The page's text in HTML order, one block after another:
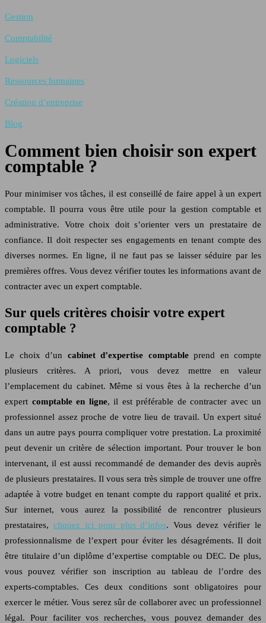
Gestion
Comptabilité
Logiciels
Ressources humaines
Création d’entreprise
Blog
Comment bien choisir son expert
comptable ?
Pour minimiser vos tâches, il est conseillé de faire appel à un expert
comptable. Il pourra vous être utile pour la gestion comptable et
administrative. Votre choix doit s’orienter vers un prestataire de
confiance. Il doit respecter ses engagements en tenant compte des
diverses normes. En ligne, il ne faut pas se laisser séduire par les
premières offres. Vous devez vérifier toutes les informations avant de
contracter avec un expert comptable.
Sur quels critères choisir votre expert
comptable ?
Le choix d’un cabinet d’expertise comptableprend en compte
plusieurs critères. A priori, vous devez mettre en valeur
l’emplacement du cabinet. Même si vous êtes à la recherche d’un
expert comptable en ligne, il est préférable de contracter avec un
professionnel assez proche de votre lieu de travail. Un expert situé
dans un autre pays pourra compliquer votre prestation. La proximité
peut devenir un critère de sélection important. Pour trouver le bon
intervenant, il est aussi recommandé de demander des devis auprès
de plusieurs prestataires. Il vous sera très simple de trouver une offre
adaptée à votre budget en tenant compte du rapport qualité et prix.
Sur internet, vous aurez la possibilité de rencontrer plusieurs
prestataires, cliquez ici pour plus d’infos. Vous devez vérifier le
professionnalisme de l’expert pour éviter les désagréments. Il doit
être titulaire d’un diplôme d’expertise comptable ou DEC. De plus,
vous pouvez vérifier son inscription au tableau de l’ordre des
experts-comptables. Ces deux conditions sont obligatoires pour
exercer le métier. Vous serez sûr de collaborer avec un professionnel
légal. Pour faciliter vos recherches, vous pouvez demander des